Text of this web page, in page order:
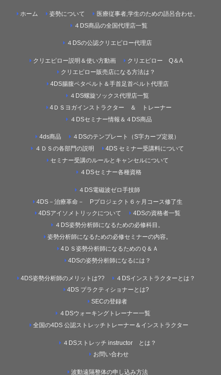
ホーム 姿勢について
医療従事者,学生のための語呂合わせ。
４DS商品の全国代理店一覧
４DSの公認クリエピロー代理店
クリエピロー説明＆使い方動画
クリエピロー Q＆A
クリエピロー販売店になる方法は？
4DS腸腹ペタベルト＆手首足首ベルト代理店
４DS螺旋ソックス代理店一覧
4ＤＳヨガインストラクター ＆ トレーナー
４DSセミナー情報＆４DS商品
4ds商品
４DSのテンプレート（S字カーブ定規）
４ＤＳの各部門の説明
4DS セミナー受講料について
セミナー受講のルールとキャンセルについて
４DSセミナー各種資格
４DS電磁波ゼロ手技師
4DS－治療革命－ Pプロジェクト６ヶ月コース修了生
4DSアイソメトリックについて
4DSの資格者一覧
４DS姿勢分析師になるための必修科目。
姿勢分析師になるための必修セミナーの内容。
4ＤＳ姿勢分析師になるためのＱ＆Ａ
4DSの姿勢分析師になるには？
4DS姿勢分析師のメリットは??
４DSインストラクターとは？
4DS プラクティショナーとは?
SECの登録者
４DSウォーキングトレーナー一覧
全国の4DS 公認ストレッチトレーナー＆インストラクター
４DSストレッチ instructor とは？
お問い合わせ
波動遠隔整体の申し込み方法